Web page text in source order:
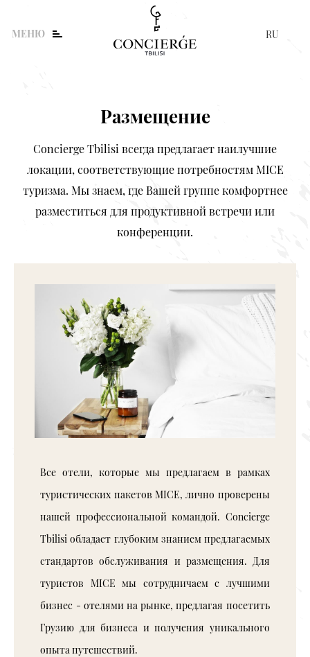
МЕНЮ
RU
Размещение
Concierge Tbilisi всегда предлагает наилучшие
локации, соответствующие потребностям MICE
туризма. Мы знаем, где Вашей группе комфортнее
разместиться для продуктивной встречи или
конференции.
Все отели, которые мы предлагаем в рамках
туристических пакетов MICE, лично проверены
нашей профессиональной командой. Concierge
Tbilisi обладает глубоким знанием предлагаемых
стандартов обслуживания и размещения. Для
туристов MICE мы сотрудничаем с лучшими
бизнес - отелями на рынке, предлагая посетить
Грузию для бизнеса и получения уникального
опыта путешествий.
поиск, тура, сервиса и мероприятия